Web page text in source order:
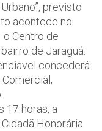
previsto
acontece no
Centro de
de Jaraguá.
concederá
17 horas, a
Honorária